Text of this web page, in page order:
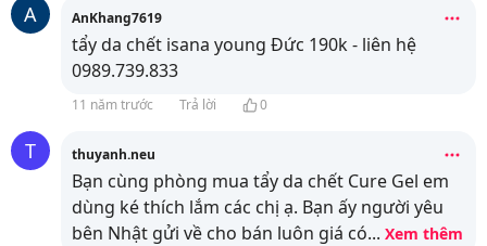
A AnKhang7619
tẩy da chết isana young Đức 190k - liên hệ
0989.739.833
11 năm trước Trả lời 0
T thuyanh.neu
Bạn cùng phòng mua tẩy da chết Cure Gel em
dùng ké thích lắm các chị ạ. Bạn ấy người yêu
bên Nhật gửi về cho bán luôn giá có... Xem thêm